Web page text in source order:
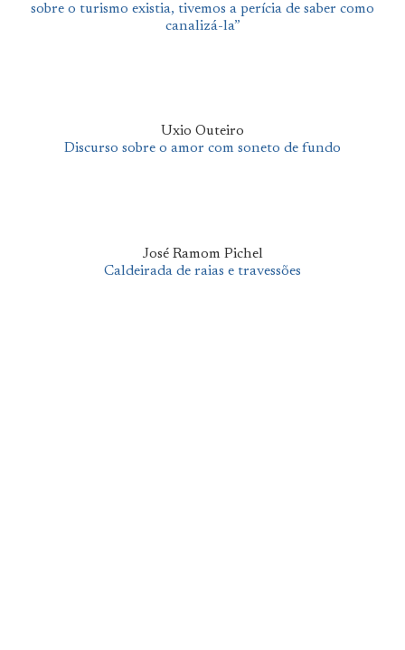
sobre o turismo existia, tivemos a perícia de saber como
canalizá-la”
Uxio Outeiro
Discurso sobre o amor com soneto de fundo
José Ramom Pichel
Caldeirada de raias e travessões